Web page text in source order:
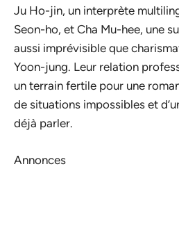
Ju Ho-jin, un interprète
Seon-ho, et Cha Mu-hee, une
aussi imprévisible que
Yoon-jung. Leur relation
un terrain fertile pour une
de situations impossibles et
déjà parler.
Annonces